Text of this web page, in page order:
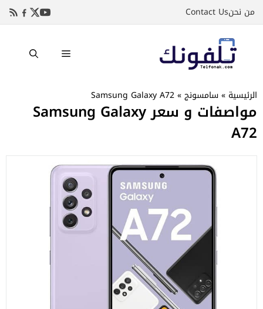
إلىمن نحنContact Us
القائمة
الرئيسية »سامسونج»
Samsung Galaxy A72
مواصفات و سعر Samsung Galaxy
A72